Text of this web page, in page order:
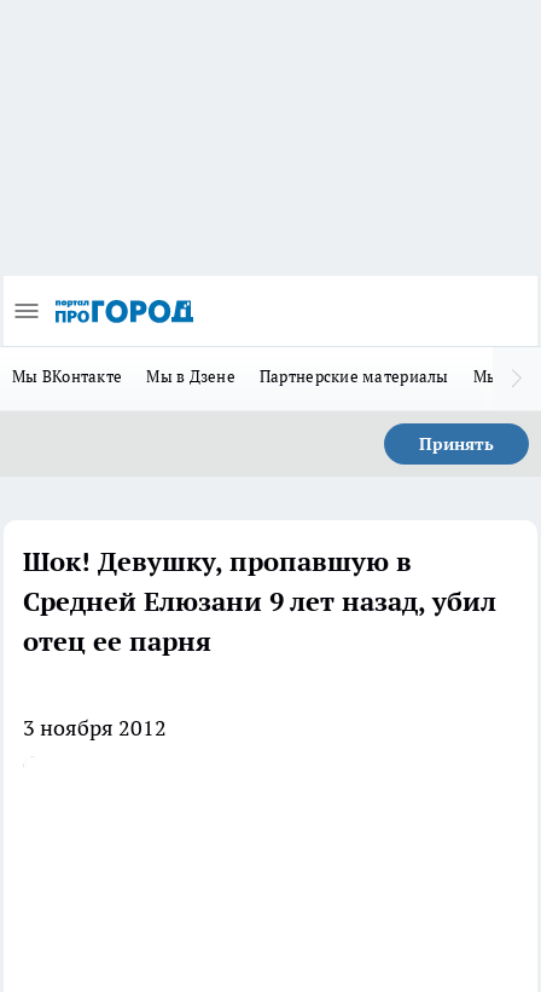
Мы ВКонтакте Мы в Дзене Партнерские материалы Мы в
Принять
Шок! Девушку, пропавшую в
Средней Елюзани 9 лет назад, убил
отец ее парня
3 ноября 2012